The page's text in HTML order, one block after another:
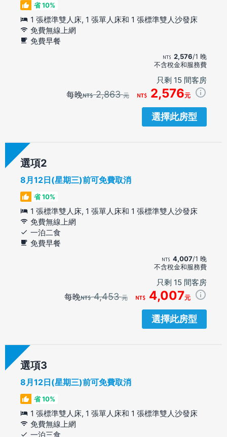
省 10%
1 張標準雙人床, 1 張單人床和 1 張標準雙人沙發床
免費無線上網
免費早餐
2,576/1 晚
不含稅金和服務費
只剩 15 間客房
每晚 2,863元 2,576元
選擇此房型
選項
8月12日(星期三)前可免費取消
省 10%
1 張標準雙人床, 1 張單人床和 1 張標準雙人沙發床
免費無線上網
一泊二食
免費早餐
4,007/1 晚
不含稅金和服務費
只剩 15 間客房
每晚 4,453元 4,007元
選擇此房型
選項
8月12日(星期三)前可免費取消
省 10%
1 張標準雙人床, 1 張單人床和 1 張標準雙人沙發床
免費無線上網
一泊三食